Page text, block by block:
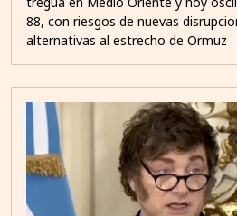
88, con riesgos de nuevas
alternativas al estrecho de Ormuz